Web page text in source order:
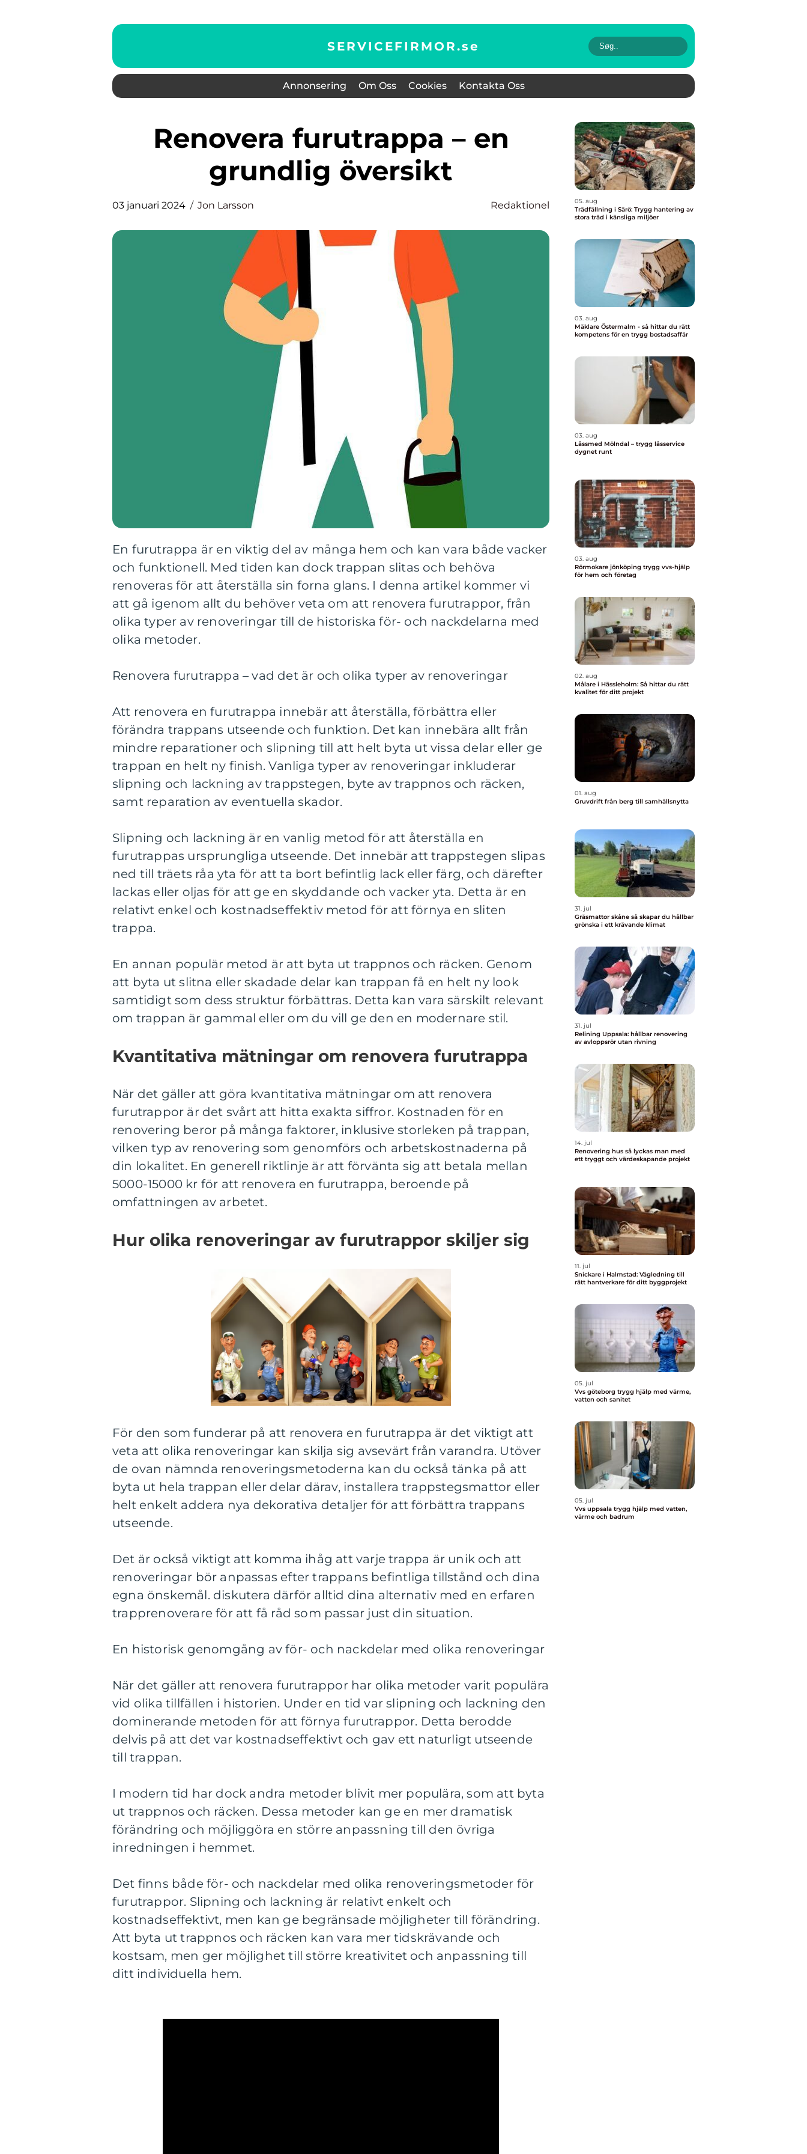
SERVICEFIRMOR.se
Annonsering Om Oss Cookies Kontakta Oss
Renovera furutrappa – en
grundlig översikt
03 januari 2024 Jon Larsson Redaktionel
En furutrappa är en viktig del av många hem och kan vara både vacker
och funktionell. Med tiden kan dock trappan slitas och behöva
renoveras för att återställa sin forna glans. I denna artikel kommer vi
att gå igenom allt du behöver veta om att renovera furutrappor, från
olika typer av renoveringar till de historiska för- och nackdelarna med
olika metoder.
Renovera furutrappa – vad det är och olika typer av renoveringar
Att renovera en furutrappa innebär att återställa, förbättra eller
förändra trappans utseende och funktion. Det kan innebära allt från
mindre reparationer och slipning till att helt byta ut vissa delar eller ge
trappan en helt ny finish. Vanliga typer av renoveringar inkluderar
slipning och lackning av trappstegen, byte av trappnos och räcken,
samt reparation av eventuella skador.
Slipning och lackning är en vanlig metod för att återställa en
furutrappas ursprungliga utseende. Det innebär att trappstegen slipas
ned till träets råa yta för att ta bort befintlig lack eller färg, och därefter
lackas eller oljas för att ge en skyddande och vacker yta. Detta är en
relativt enkel och kostnadseffektiv metod för att förnya en sliten
trappa.
En annan populär metod är att byta ut trappnos och räcken. Genom
att byta ut slitna eller skadade delar kan trappan få en helt ny look
samtidigt som dess struktur förbättras. Detta kan vara särskilt relevant
om trappan är gammal eller om du vill ge den en modernare stil.
Kvantitativa mätningar om renovera furutrappa
När det gäller att göra kvantitativa mätningar om att renovera
furutrappor är det svårt att hitta exakta siffror. Kostnaden för en
renovering beror på många faktorer, inklusive storleken på trappan,
vilken typ av renovering som genomförs och arbetskostnaderna på
din lokalitet. En generell riktlinje är att förvänta sig att betala mellan
5000-15000 kr för att renovera en furutrappa, beroende på
omfattningen av arbetet.
Hur olika renoveringar av furutrappor skiljer sig
För den som funderar på att renovera en furutrappa är det viktigt att
veta att olika renoveringar kan skilja sig avsevärt från varandra. Utöver
de ovan nämnda renoveringsmetoderna kan du också tänka på att
byta ut hela trappan eller delar därav, installera trappstegsmattor eller
helt enkelt addera nya dekorativa detaljer för att förbättra trappans
utseende.
Det är också viktigt att komma ihåg att varje trappa är unik och att
renoveringar bör anpassas efter trappans befintliga tillstånd och dina
egna önskemål. diskutera därför alltid dina alternativ med en erfaren
trapprenoverare för att få råd som passar just din situation.
En historisk genomgång av för- och nackdelar med olika renoveringar
När det gäller att renovera furutrappor har olika metoder varit populära
vid olika tillfällen i historien. Under en tid var slipning och lackning den
dominerande metoden för att förnya furutrappor. Detta berodde
delvis på att det var kostnadseffektivt och gav ett naturligt utseende
till trappan.
I modern tid har dock andra metoder blivit mer populära, som att byta
ut trappnos och räcken. Dessa metoder kan ge en mer dramatisk
förändring och möjliggöra en större anpassning till den övriga
inredningen i hemmet.
Det finns både för- och nackdelar med olika renoveringsmetoder för
furutrappor. Slipning och lackning är relativt enkelt och
kostnadseffektivt, men kan ge begränsade möjligheter till förändring.
Att byta ut trappnos och räcken kan vara mer tidskrävande och
kostsam, men ger möjlighet till större kreativitet och anpassning till
ditt individuella hem.
05. aug
Trädfällning i Särö: Trygg hantering av
stora träd i känsliga miljöer
03. aug
Mäklare Östermalm - så hittar du rätt
kompetens för en trygg bostadsaffär
03. aug
Låssmed Mölndal – trygg låsservice
dygnet runt
03. aug
Rörmokare jönköping trygg vvs-hjälp
för hem och företag
02. aug
Målare i Hässleholm: Så hittar du rätt
kvalitet för ditt projekt
01. aug
Gruvdrift från berg till samhällsnytta
31. jul
Gräsmattor skåne så skapar du hållbar
grönska i ett krävande klimat
31. jul
Relining Uppsala: hållbar renovering
av avloppsrör utan rivning
14. jul
Renovering hus så lyckas man med
ett tryggt och värdeskapande projekt
11. jul
Snickare i Halmstad: Vägledning till
rätt hantverkare för ditt byggprojekt
05. jul
Vvs göteborg trygg hjälp med värme,
vatten och sanitet
05. jul
Vvs uppsala trygg hjälp med vatten,
värme och badrum